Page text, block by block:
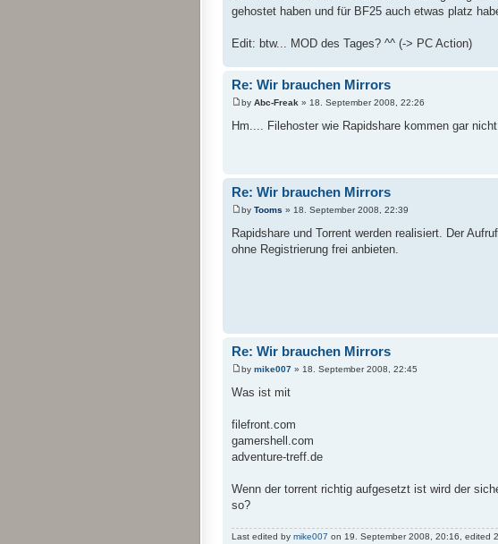
gehostet haben und für BF25 auch etwas platz
Edit: btw... MOD des Tages? ^^ (-> PC Action)
Re: Wir brauchen Mirrors
by Abc-Freak » 18. September 2008, 22:26
Hm.... Filehoster wie Rapidshare kommen gar
Re: Wir brauchen Mirrors
by Tooms » 18. September 2008, 22:39
Rapidshare und Torrent werden realisiert. Der
ohne Registrierung frei anbieten.
Re: Wir brauchen Mirrors
by mike007 » 18. September 2008, 22:45
Was ist mit
filefront.com
gamershell.com
adventure-treff.de
Wenn der torrent richtig aufgesetzt ist wird der
so?
Last edited by mike007 on 19. September 2008, 20:16, edited